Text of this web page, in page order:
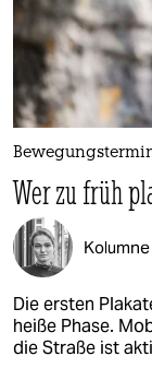
nord
wahrheit
verlag
verlag
veranstaltungen
shop
fragen & hilfe
unterstützen
Wer zu früh
Kolumne
Die ersten
heiße Phase.
die Straße ist